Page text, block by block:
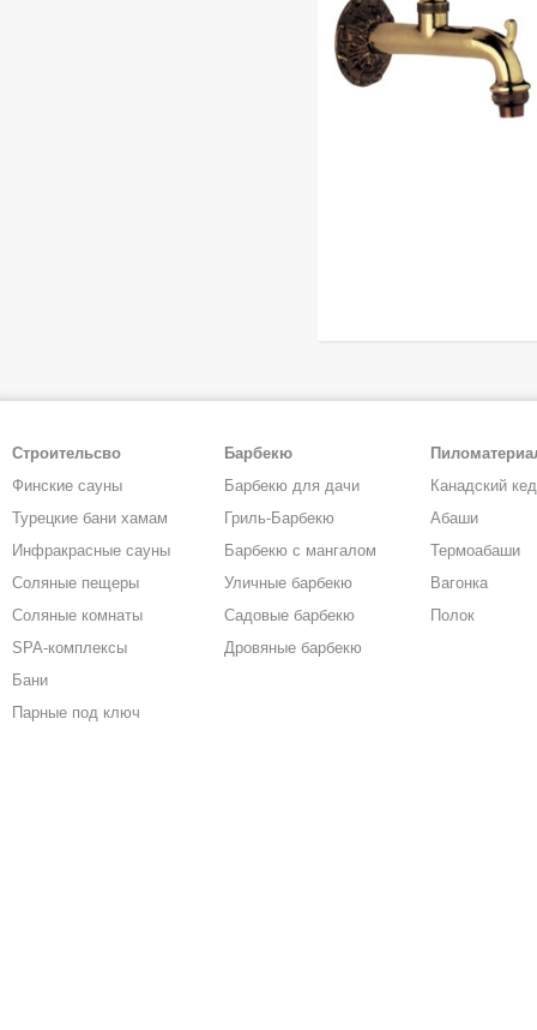
Строительсво
Финские сауны
Турецкие бани хамам
Инфракрасные сауны
Соляные пещеры
Соляные комнаты
SPA-комплексы
Бани
Парные под ключ
Барбекю
Барбекю для дачи
Гриль-Барбекю
Барбекю с мангалом
Уличные барбекю
Садовые барбекю
Дровяные барбекю
Канадский
Абаши
Термоабаши
Вагонка
Полок